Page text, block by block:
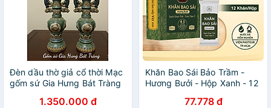
Đèn dầu thờ giả cổ thời Mạc
gốm sứ Gia Hưng Bát Tràng
1.350.000 đ
Khăn Bao Sái Bảo Trầm -
Hương Bưởi - Hộp Xanh - 12
77.778 đ